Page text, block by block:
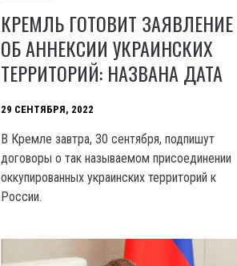
КРЕМЛЬ ГОТОВИТ ЗАЯВЛЕНИЕ
ОБ АННЕКСИИ УКРАИНСКИХ
ТЕРРИТОРИЙ: НАЗВАНА ДАТА
29 СЕНТЯБРЯ, 2022
В Кремле завтра, 30 сентября, подпишут
договоры о так называемом присоединении
оккупированных украинских территорий к
России.